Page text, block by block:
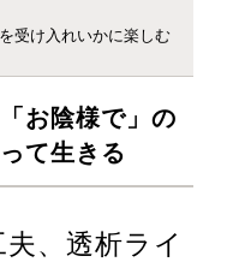
受け入れいかに楽しむ
お陰様で」の
て生きる
夫、透析ライ